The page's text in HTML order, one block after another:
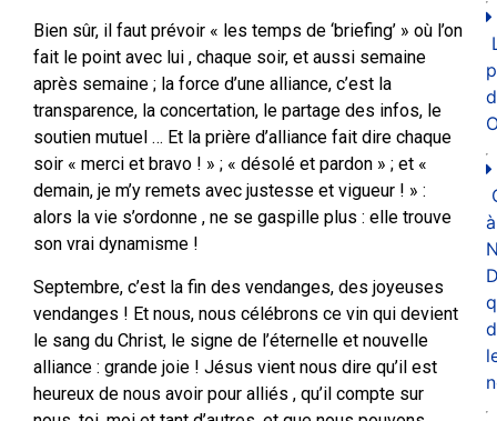
Bien sûr, il faut prévoir « les temps de ‘briefing’ » où l’on
fait le point avec lui , chaque soir, et aussi semaine
après semaine ; la force d’une alliance, c’est la
transparence, la concertation, le partage des infos, le
soutien mutuel … Et la prière d’alliance fait dire chaque
soir « merci et bravo ! » ; « désolé et pardon » ; et «
demain, je m’y remets avec justesse et vigueur ! » :
alors la vie s’ordonne , ne se gaspille plus : elle trouve
son vrai dynamisme !
Septembre, c’est la fin des vendanges, des joyeuses
vendanges ! Et nous, nous célébrons ce vin qui devient
le sang du Christ, le signe de l’éternelle et nouvelle
alliance : grande joie ! Jésus vient nous dire qu’il est
heureux de nous avoir pour alliés , qu’il compte sur
à